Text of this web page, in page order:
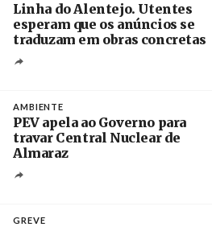
Linha do Alentejo. Utentes
esperam que os anúncios se
traduzam em obras concretas
AMBIENTE
PEV apela ao Governo para
travar Central Nuclear de
Almaraz
GREVE